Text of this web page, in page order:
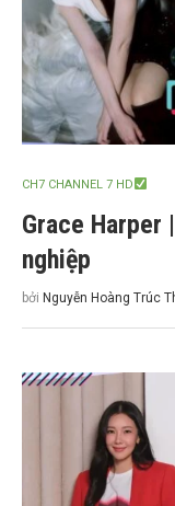
CH7 CHANNEL 7 HD
Grace Harper
nghiệp
bởi Nguyễn Hoàng Trúc